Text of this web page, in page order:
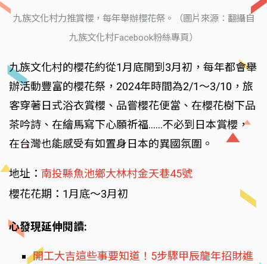
九族文化村力推賞櫻，每年舉辦櫻花祭。（圖片來源：翻攝自
九族文化村Facebook粉絲專頁）
九族文化村的櫻花約從1月底開到3月初，每年都會舉
辦活動豐富的櫻花祭，2024年時間為2/1～3/10，旅
客穿著日式浴衣賞櫻、品嘗櫻花便當、在櫻花樹下品
茶吟詩、在繪馬寫下心願祈福......不必到日本賞櫻，
在台灣也能感受有如置身日本的異國氛圍。
地址： 南投縣魚池鄉大林村金天巷45號
櫻花花期：1月底～3月初
心發現延伸閱讀:
開工大吉這些事要知道！5步驟甲辰龍年招財進